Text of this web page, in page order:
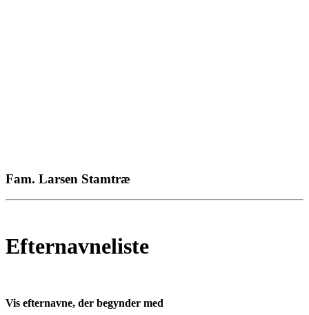
Fam. Larsen Stamtræ
Efternavneliste
Vis efternavne, der begynder med